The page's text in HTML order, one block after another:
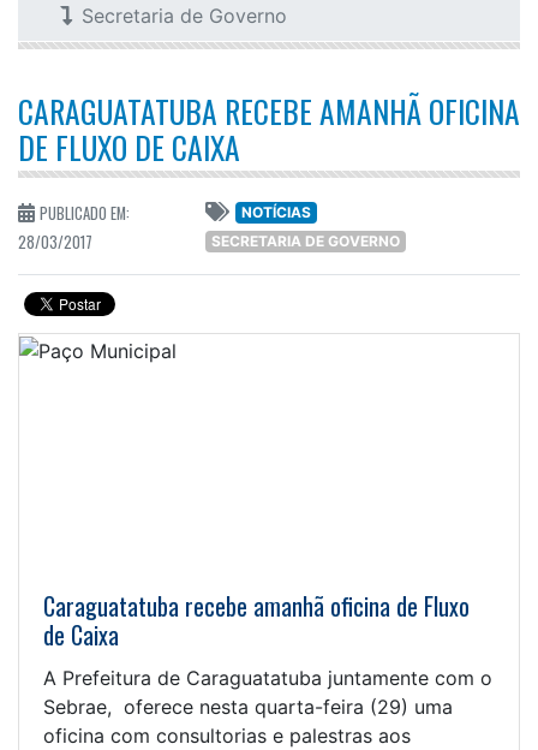
Secretaria de Governo
CARAGUATATUBA RECEBE AMANHÃ OFICINA
DE FLUXO DE CAIXA
PUBLICADO EM:
28/03/2017
NOTÍCIAS
SECRETARIA DE GOVERNO
Caraguatatuba recebe amanhã oficina de Fluxo
de Caixa
A Prefeitura de Caraguatatuba juntamente com o
Sebrae, oferece nesta quarta-feira (29) uma
oficina com consultorias e palestras aos